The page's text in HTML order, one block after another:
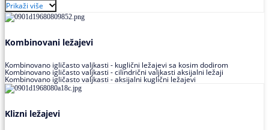
Prikaži više
Kombinovani ležajevi
Kombinovano igličasto valjkasti - kuglični ležajevi sa kosim dodirom
Kombinovano igličasto valjkasti - cilindrični valjkasti aksijalni ležaji
Kombinovano igličasto valjkasti - aksijalni kuglični ležajevi
Klizni ležajevi